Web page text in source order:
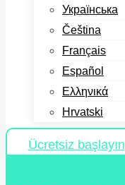
Українська
Čeština
Français
Español
Ελληνικά
Hrvatski
Ücretsiz başlayın